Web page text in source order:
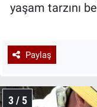
yaşam tarzını
Paylaş
3 / 5